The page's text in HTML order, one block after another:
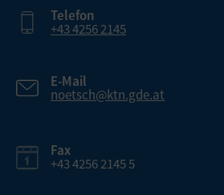
Telefon
+43 4256 2145
E-Mail
noetsch@ktn.gde.at
Fax
+43 4256 2145 5